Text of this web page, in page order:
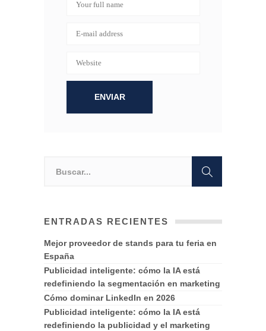
ENTRADAS RECIENTES
Mejor proveedor de stands para tu feria en
España
Publicidad inteligente: cómo la IA está
redefiniendo la segmentación en marketing
Cómo dominar LinkedIn en 2026
Publicidad inteligente: cómo la IA está
redefiniendo la publicidad y el marketing